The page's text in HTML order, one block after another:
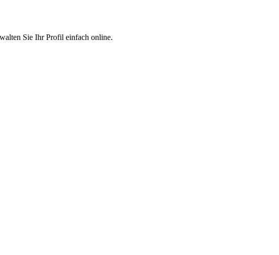
Sie Ihr Profil einfach online.